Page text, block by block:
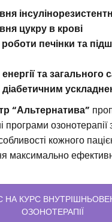
цукру в крові
печінки та
та загального
діабетичним
“Альтернатива”
програми озонотерапії
кожного
максимально
НА КУРС
ОЗОНОТЕРАПІЇ